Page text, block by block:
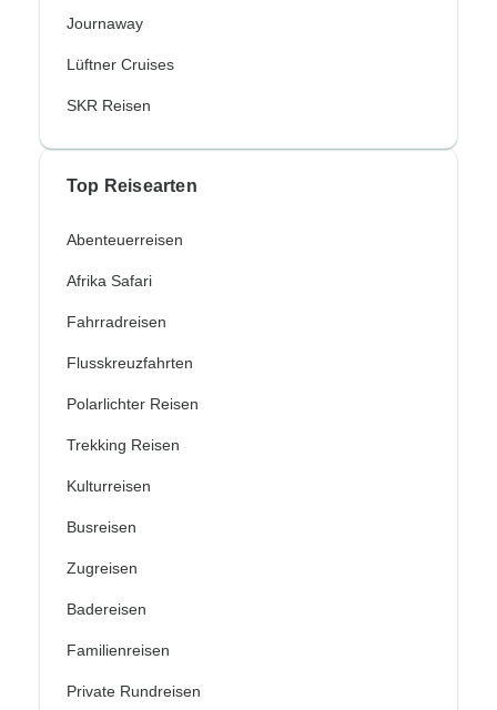
Journaway
Lüftner Cruises
SKR Reisen
Top Reisearten
Abenteuerreisen
Afrika Safari
Fahrradreisen
Flusskreuzfahrten
Polarlichter Reisen
Trekking Reisen
Kulturreisen
Busreisen
Zugreisen
Badereisen
Familienreisen
Private Rundreisen